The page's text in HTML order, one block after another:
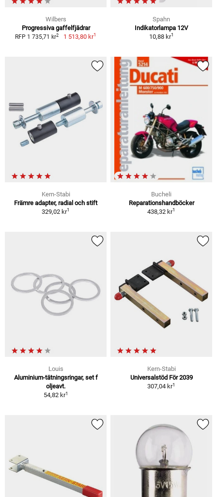
Wilbers
Progressiva gaffelfjädrar
RFP 1 735,71 kr2 1 513,80 kr1
Spahn
Indikatorlampa 12V
10,88 kr1
Kern-Stabi
Främre adapter, radial och stift
329,02 kr1
Bucheli
Reparationshandböcker
438,32 kr1
Louis
Aluminium-tätningsringar, set f
oljeavt.
54,82 kr1
Kern-Stabi
Universalstöd För 2039
307,04 kr1